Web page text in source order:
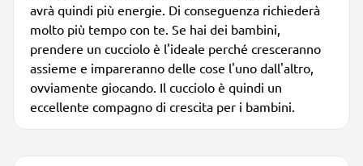
avrà quindi più energie. Di conseguenza richiederà
molto più tempo con te. Se hai dei bambini,
prendere un cucciolo è l'ideale perché cresceranno
assieme e impareranno delle cose l'uno dall'altro,
ovviamente giocando. Il cucciolo è quindi un
eccellente compagno di crescita per i bambini.